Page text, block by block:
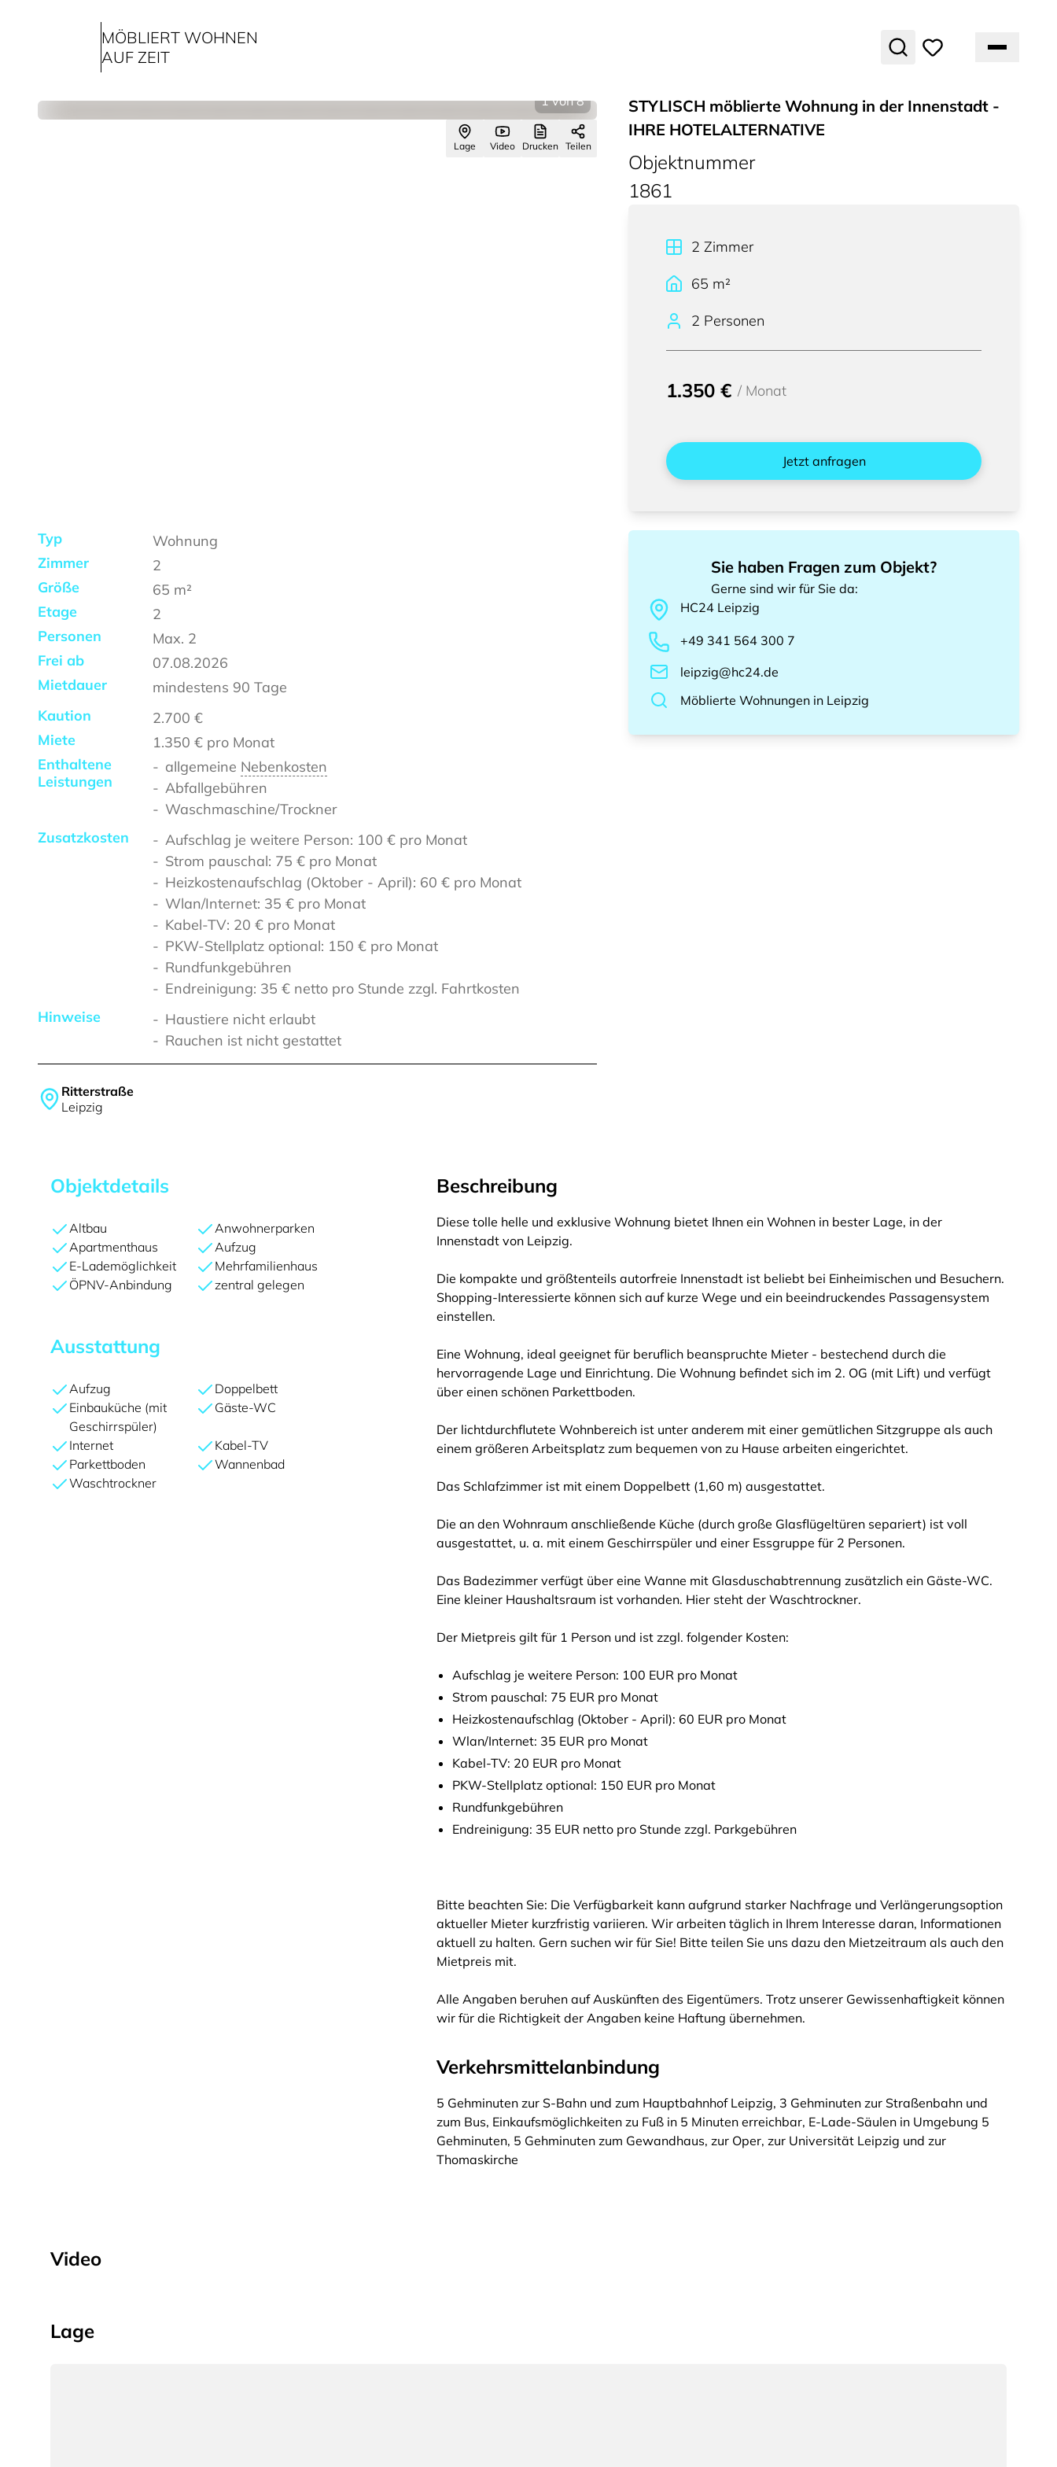
MÖBLIERT WOHNEN
AUF ZEIT
1 von 8
Lage Video Drucken Teilen
STYLISCH möblierte Wohnung in der Innenstadt -
IHRE HOTELALTERNATIVE
Ritterstraße
Leipzig
Objektnummer
1861
Typ
Wohnung
Zimmer
2
Größe
65 m²
Etage
2
Personen
Max. 2
Frei ab
07.08.2026
Mietdauer
mindestens 90 Tage
Kaution
2.700 €
Miete
1.350 € pro Monat
Enthaltene
Leistungen
allgemeine Nebenkosten
Abfallgebühren
Waschmaschine/Trockner
Zusatzkosten
Aufschlag je weitere Person: 100 € pro Monat
Strom pauschal: 75 € pro Monat
Heizkostenaufschlag (Oktober - April): 60 € pro Monat
Wlan/Internet: 35 € pro Monat
Kabel-TV: 20 € pro Monat
PKW-Stellplatz optional: 150 € pro Monat
Rundfunkgebühren
Endreinigung: 35 € netto pro Stunde zzgl. Fahrtkosten
Hinweise
Haustiere nicht erlaubt
Rauchen ist nicht gestattet
2 Zimmer
65 m²
2 Personen
1.350 € / Monat
Jetzt anfragen
Sie haben Fragen zum Objekt?
Gerne sind wir für Sie da:
HC24 Leipzig
+49 341 564 300 7
leipzig@hc24.de
Möblierte Wohnungen in Leipzig
Objektdetails
Altbau
Anwohnerparken
Apartmenthaus
Aufzug
E-Lademöglichkeit
Mehrfamilienhaus
ÖPNV-Anbindung
zentral gelegen
Ausstattung
Aufzug
Doppelbett
Einbauküche (mit
Geschirrspüler)
Gäste-WC
Internet
Kabel-TV
Parkettboden
Wannenbad
Waschtrockner
Beschreibung
Diese tolle helle und exklusive Wohnung bietet Ihnen ein Wohnen in bester Lage, in der
Innenstadt von Leipzig.
Die kompakte und größtenteils autorfreie Innenstadt ist beliebt bei Einheimischen und Besuchern.
Shopping-Interessierte können sich auf kurze Wege und ein beeindruckendes Passagensystem
einstellen.
Eine Wohnung, ideal geeignet für beruflich beanspruchte Mieter - bestechend durch die
hervorragende Lage und Einrichtung. Die Wohnung befindet sich im 2. OG (mit Lift) und verfügt
über einen schönen Parkettboden.
Der lichtdurchflutete Wohnbereich ist unter anderem mit einer gemütlichen Sitzgruppe als auch
einem größeren Arbeitsplatz zum bequemen von zu Hause arbeiten eingerichtet.
Das Schlafzimmer ist mit einem Doppelbett (1,60 m) ausgestattet.
Die an den Wohnraum anschließende Küche (durch große Glasflügeltüren separiert) ist voll
ausgestattet, u. a. mit einem Geschirrspüler und einer Essgruppe für 2 Personen.
Das Badezimmer verfügt über eine Wanne mit Glasduschabtrennung zusätzlich ein Gäste-WC.
Eine kleiner Haushaltsraum ist vorhanden. Hier steht der Waschtrockner.
Der Mietpreis gilt für 1 Person und ist zzgl. folgender Kosten:
Aufschlag je weitere Person: 100 EUR pro Monat
Strom pauschal: 75 EUR pro Monat
Heizkostenaufschlag (Oktober - April): 60 EUR pro Monat
Wlan/Internet: 35 EUR pro Monat
Kabel-TV: 20 EUR pro Monat
PKW-Stellplatz optional: 150 EUR pro Monat
Rundfunkgebühren
Endreinigung: 35 EUR netto pro Stunde zzgl. Parkgebühren
Bitte beachten Sie: Die Verfügbarkeit kann aufgrund starker Nachfrage und Verlängerungsoption
aktueller Mieter kurzfristig variieren. Wir arbeiten täglich in Ihrem Interesse daran, Informationen
aktuell zu halten. Gern suchen wir für Sie! Bitte teilen Sie uns dazu den Mietzeitraum als auch den
Mietpreis mit.
Alle Angaben beruhen auf Auskünften des Eigentümers. Trotz unserer Gewissenhaftigkeit können
wir für die Richtigkeit der Angaben keine Haftung übernehmen.
Verkehrsmittelanbindung
5 Gehminuten zur S-Bahn und zum Hauptbahnhof Leipzig, 3 Gehminuten zur Straßenbahn und
zum Bus, Einkaufsmöglichkeiten zu Fuß in 5 Minuten erreichbar, E-Lade-Säulen in Umgebung 5
Gehminuten, 5 Gehminuten zum Gewandhaus, zur Oper, zur Universität Leipzig und zur
Thomaskirche
Video
Lage